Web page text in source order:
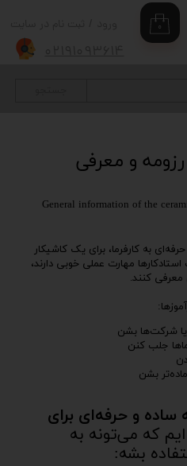
۰
و معرفی
General information of the
به کارفرما، برای یک کاشیکار
مهارت عملی خوبی دارند،
معرفی کنند.
شرکت‌ها بشن
جلب کنن
بشن
ساده و حرفه‌ای برای
که می‌تونه به
بشه: